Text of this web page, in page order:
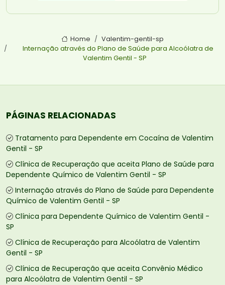
Home
Valentim-gentil-sp
Internação através do Plano de Saúde para Alcoólatra de
Valentim Gentil - SP
PÁGINAS RELACIONADAS
Tratamento para Dependente em Cocaína de Valentim
Gentil - SP
Clínica de Recuperação que aceita Plano de Saúde para
Dependente Químico de Valentim Gentil - SP
Internação através do Plano de Saúde para Dependente
Químico de Valentim Gentil - SP
Clínica para Dependente Químico de Valentim Gentil -
SP
Clínica de Recuperação para Alcoólatra de Valentim
Gentil - SP
Clínica de Recuperação que aceita Convênio Médico
para Alcoólatra de Valentim Gentil - SP